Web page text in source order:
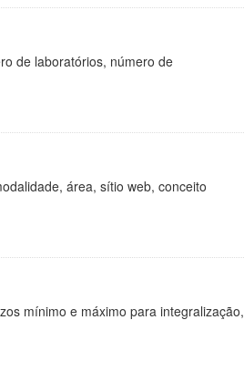
de laboratórios, número de
área, sítio web, conceito
mínimo e máximo para integralização,